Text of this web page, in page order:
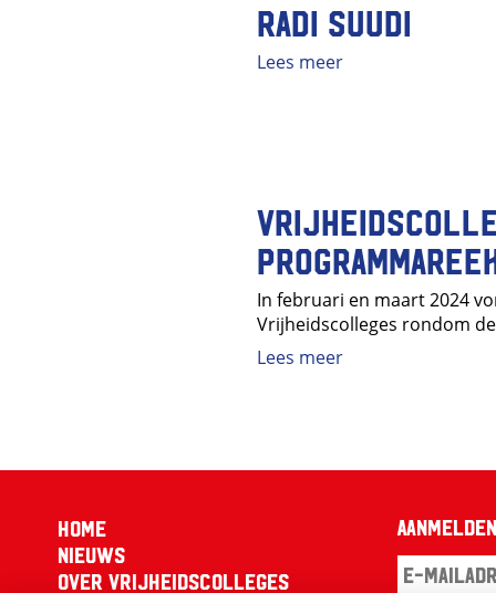
Radi Suudi
Lees meer
In februari en maart 2024
Vrijheidscolleges rondom
Lees meer
Home
Nieuws
Over Vrijheidscolleges